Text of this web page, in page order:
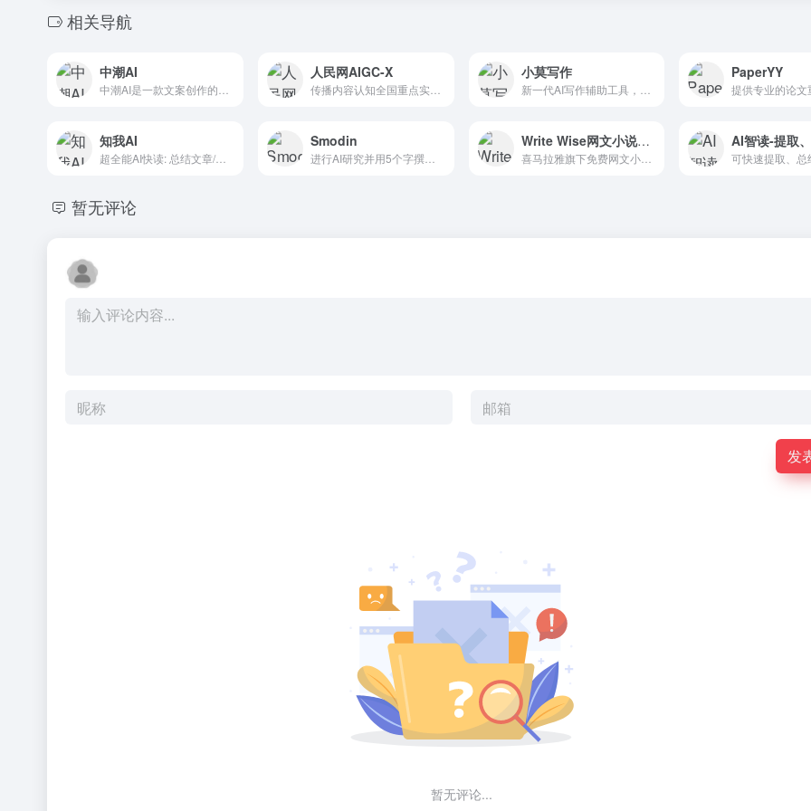
相关导航
中潮AI 人民网AIGC-X
传播内容认知全国重点实验室、中国科学技术大学、合肥综合性国家科学中心人工智能研究院联合推出的AI生成内容检测工具，可以快速分辨出内容是机器生成还是人工生成的。
小莫写作 PaperYY
知我AI
超全能AI快读: 总结文章/文档/播客/B站/抖音/图片、生成思维导图，用聊天的方式管理知识
Smodin
进行AI研究并用5个字撰写您的Paper
Write Wise网文小说写作
喜马拉雅旗下免费网文小说写作工具
暂无评论
发
暂无评论...